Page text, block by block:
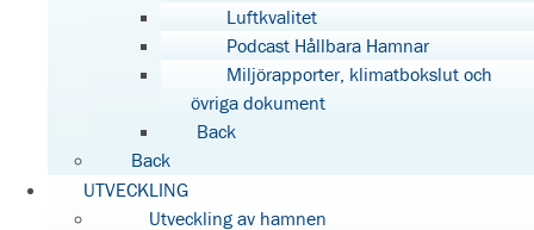
Luftkvalitet
Podcast Hållbara Hamnar
Miljörapporter, klimatbokslut och
övriga dokument
Back
Back
UTVECKLING
Utveckling av hamnen